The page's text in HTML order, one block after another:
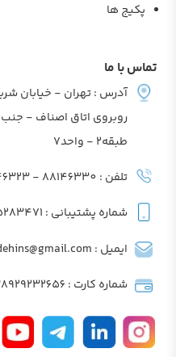
پکیج ها
تماس با ما
آدرس : تهران - خیابان
طبقه2 - واحد7
تلفن : 88146330 - 88146323
شماره پشتیبانی : 09905283471
ایمیل : tahlildadehins@gmail.com
شماره کارت : 6104338929232656